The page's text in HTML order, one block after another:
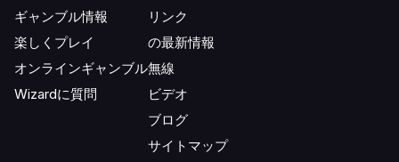
ギャンブル情報
楽しくプレイ
オンラインギャンブル
Wizardに質問
リンク
の最新情報
無線
ビデオ
ブログ
サイトマップ